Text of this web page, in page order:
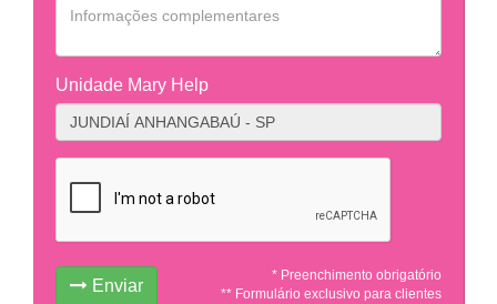
Unidade Mary Help
Enviar
* Preenchimento obrigatório
** Formulário exclusivo para clientes